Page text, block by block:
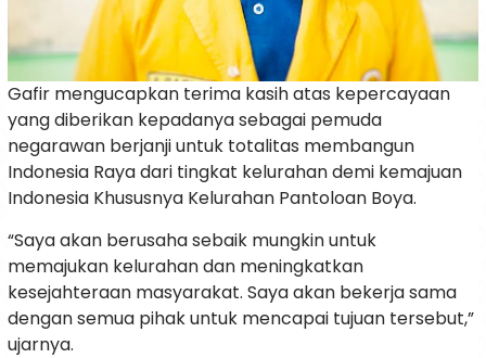
Gafir mengucapkan terima kasih atas kepercayaan
yang diberikan kepadanya sebagai pemuda
negarawan berjanji untuk totalitas membangun
Indonesia Raya dari tingkat kelurahan demi kemajuan
Indonesia Khususnya Kelurahan Pantoloan Boya.
“Saya akan berusaha sebaik mungkin untuk
memajukan kelurahan dan meningkatkan
kesejahteraan masyarakat. Saya akan bekerja sama
dengan semua pihak untuk mencapai tujuan tersebut,”
ujarnya.